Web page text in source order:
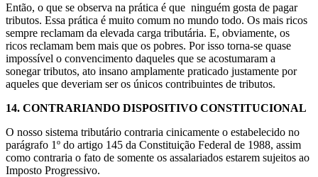
Então, o que se observa na prática é que ninguém gosta de pagar
tributos. Essa prática é muito comum no mundo todo. Os mais ricos
sempre reclamam da elevada carga tributária. E, obviamente, os
ricos reclamam bem mais que os pobres. Por isso torna-se quase
impossível o convencimento daqueles que se acostumaram a
sonegar tributos, ato insano amplamente praticado justamente por
aqueles que deveriam ser os únicos contribuintes de tributos.
14. CONTRARIANDO DISPOSITIVO CONSTITUCIONAL
O nosso sistema tributário contraria cinicamente o estabelecido no
parágrafo 1º do artigo 145 da Constituição Federal de 1988, assim
como contraria o fato de somente os assalariados estarem sujeitos ao
Imposto Progressivo.